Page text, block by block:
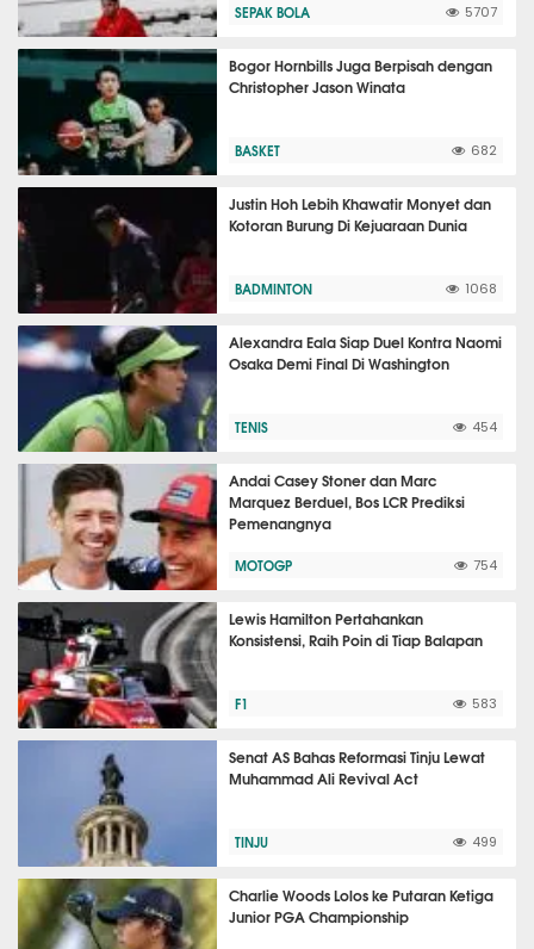
SEPAK BOLA 5707
Bogor Hornbills Juga Berpisah dengan
Christopher Jason Winata
BASKET 682
Justin Hoh Lebih Khawatir Monyet dan
Kotoran Burung Di Kejuaraan Dunia
BADMINTON 1068
Alexandra Eala Siap Duel Kontra Naomi
Osaka Demi Final Di Washington
TENIS 454
Andai Casey Stoner dan Marc
Marquez Berduel, Bos LCR Prediksi
Pemenangnya
MOTOGP 754
Lewis Hamilton Pertahankan
Konsistensi, Raih Poin di Tiap Balapan
F1 583
Senat AS Bahas Reformasi Tinju Lewat
Muhammad Ali Revival Act
TINJU 499
Charlie Woods Lolos ke Putaran Ketiga
Junior PGA Championship